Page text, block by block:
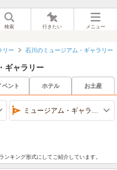
検索 行きたい メニュー
リー 石川のミュージアム・ギャラリー
ギャラリー
ベント ホテル お土産
ミュージアム・ギャラリー
ンキング形式にしてご紹介しています。